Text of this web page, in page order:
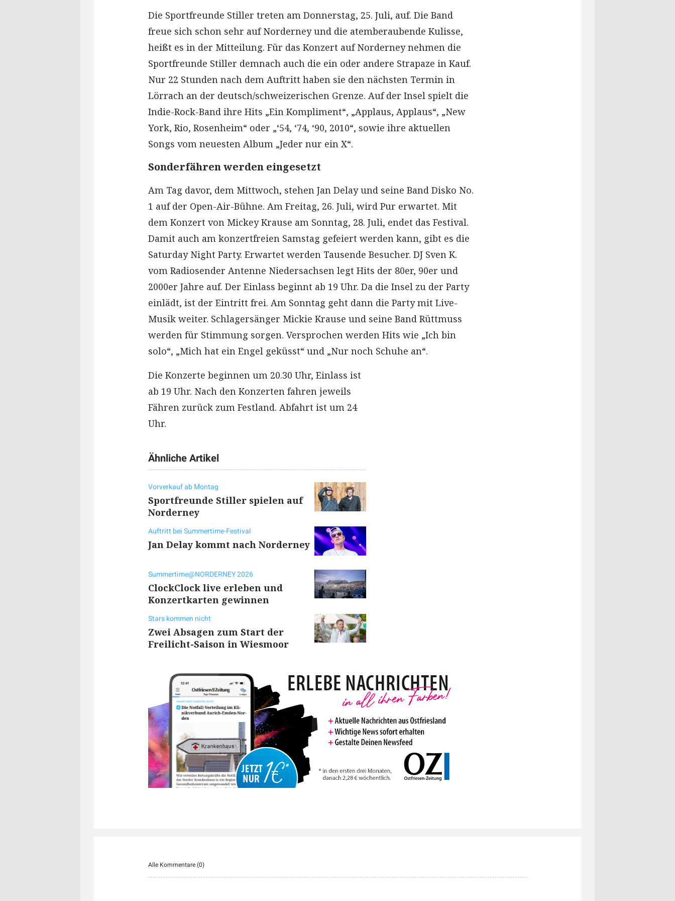
Die Sportfreunde Stiller treten am Donnerstag, 25. Juli, auf. Die Band
freue sich schon sehr auf Norderney und die atemberaubende Kulisse,
heißt es in der Mitteilung. Für das Konzert auf Norderney nehmen die
Sportfreunde Stiller demnach auch die ein oder andere Strapaze in Kauf.
Nur 22 Stunden nach dem Auftritt haben sie den nächsten Termin in
Lörrach an der deutsch/schweizerischen Grenze. Auf der Insel spielt die
Indie-Rock-Band ihre Hits „Ein Kompliment“, „Applaus, Applaus“, „New
York, Rio, Rosenheim“ oder „‘54, ‘74, ‘90, 2010“, sowie ihre aktuellen
Songs vom neuesten Album „Jeder nur ein X“.
Sonderfähren werden eingesetzt
Am Tag davor, dem Mittwoch, stehen Jan Delay und seine Band Disko No.
1 auf der Open-Air-Bühne. Am Freitag, 26. Juli, wird Pur erwartet. Mit
dem Konzert von Mickey Krause am Sonntag, 28. Juli, endet das Festival.
Damit auch am konzertfreien Samstag gefeiert werden kann, gibt es die
Saturday Night Party. Erwartet werden Tausende Besucher. DJ Sven K.
vom Radiosender Antenne Niedersachsen legt Hits der 80er, 90er und
2000er Jahre auf. Der Einlass beginnt ab 19 Uhr. Da die Insel zu der Party
einlädt, ist der Eintritt frei. Am Sonntag geht dann die Party mit Live-
Musik weiter. Schlagersänger Mickie Krause und seine Band Rüttmuss
werden für Stimmung sorgen. Versprochen werden Hits wie „Ich bin
solo“, „Mich hat ein Engel geküsst“ und „Nur noch Schuhe an“.
Die Konzerte beginnen um 20.30 Uhr, Einlass ist
ab 19 Uhr. Nach den Konzerten fahren jeweils
Fähren zurück zum Festland. Abfahrt ist um 24
Uhr.
Ähnliche Artikel
Vorverkauf ab Montag
Sportfreunde Stiller spielen auf
Norderney
Auftritt bei Summertime-Festival
Jan Delay kommt nach Norderney
Summertime@NORDERNEY 2026
ClockClock live erleben und
Konzertkarten gewinnen
Stars kommen nicht
Zwei Absagen zum Start der
Freilicht-Saison in Wiesmoor
Alle Kommentare (0)